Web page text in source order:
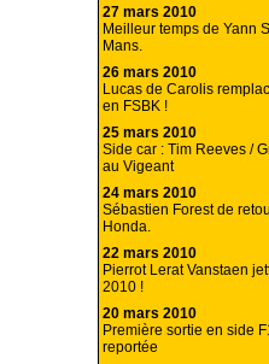
27 mars 2010
Meilleur temps de Yann
Mans.
26 mars 2010
Lucas de Carolis
en FSBK !
25 mars 2010
Side car : Tim Reeves /
au Vigeant
24 mars 2010
Sébastien Forest de
Honda.
22 mars 2010
Pierrot Lerat Vanstaen
2010 !
20 mars 2010
Première sortie en side
reportée